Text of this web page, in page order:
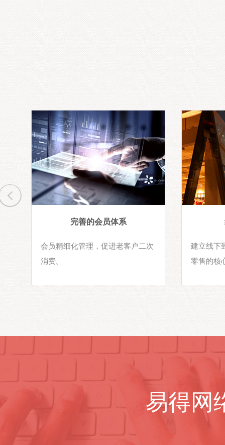
完善的会员体系
会员精细化管理，促进老客户二次
消费。
建立线下
零售的核
易得网